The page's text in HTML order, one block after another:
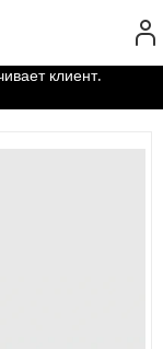
клиент.